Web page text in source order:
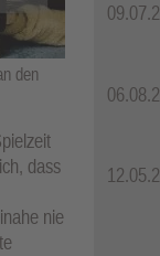
den
dass
nie